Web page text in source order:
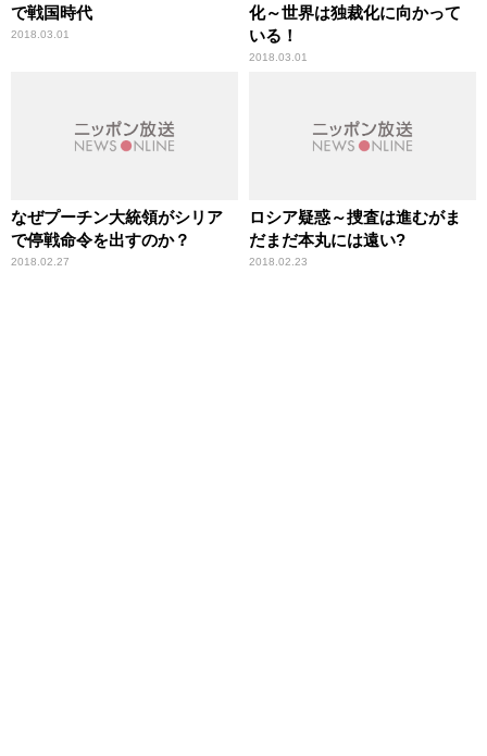
で戦国時代
2018.03.01
化～世界は独裁化に向かって
いる！
2018.03.01
なぜプーチン大統領がシリア
で停戦命令を出すのか？
2018.02.27
ロシア疑惑～捜査は進むがま
だまだ本丸には遠い?
2018.02.23